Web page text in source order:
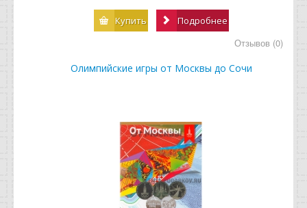
Купить Подробнее
Отзывов (0)
Олимпийские игры от Москвы до Сочи